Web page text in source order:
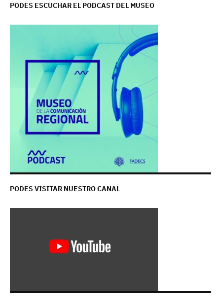
PODES ESCUCHAR EL PODCAST DEL MUSEO
PODES VISITAR NUESTRO CANAL